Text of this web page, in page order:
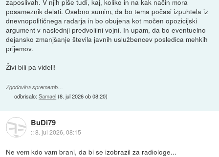
posameznik delati. Osebno sumim, da bo tema počasi izpuhtela iz
dnevnopolitičnega radarja in bo obujena kot močen opozicijski
argument v naslednji predvolilni vojni. In upam, da bo eventuelno
dejansko zmanjšanje števila javnih uslužbencev posledica mehkih
prijemov.
Živi bili pa videli!
Zgodovina sprememb…
odbrisalo:Samael(8. jul 2026 ob 08:20)
BuDi79
::8. jul 2026, 08:15
Ne vem kdo vam brani, da bi se izobrazil za radiologe...